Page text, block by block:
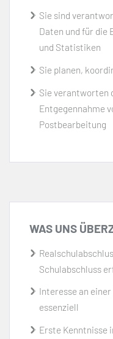
Sie sind
Daten und für die
und Statistiken
Sie planen,
Sie verantworten
Entgegennahme
Postbearbeitung
WAS UNS
Schulabschluss
Interesse an
essenziell
Erste Kenntnisse